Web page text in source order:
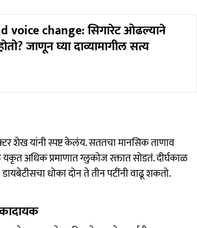
voice change: सिगारेट ओढल्याने
जाणून घ्या दाव्यामागील सत्य
शेख यांनी स्पष्ट केलंय. सततचा मानसिक ताणाव
अधिक प्रमाणात ग्लुकोज रक्तात सोडतं. दीर्घकाळ
धोका दोन ते तीन पटींनी वाढू शकतो.